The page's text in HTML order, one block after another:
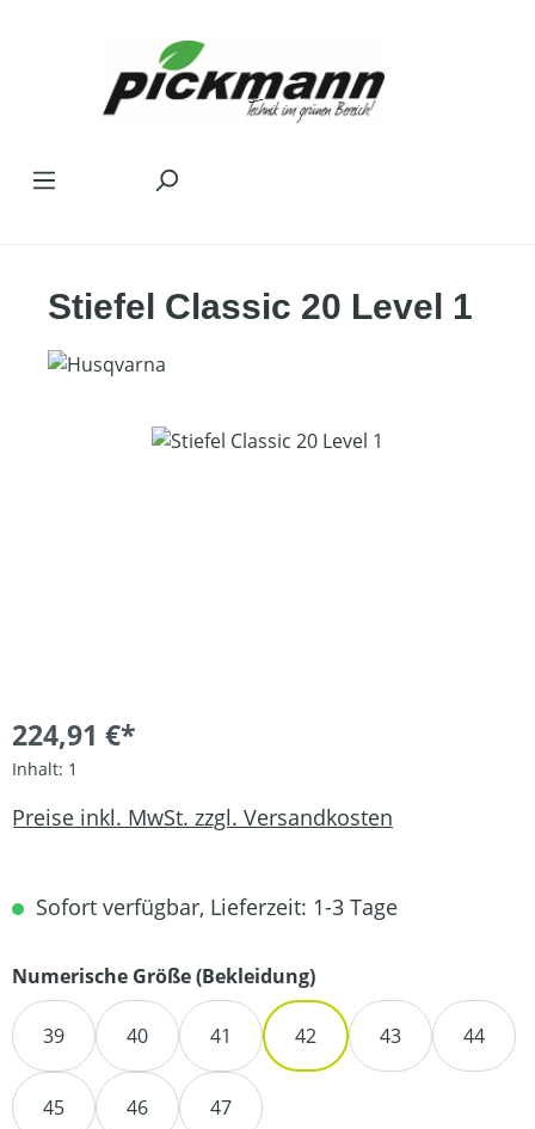
Stiefel Classic 20 Level 1
Bildergalerie überspringen
224,91 €*
Inhalt: 1
Preise inkl. MwSt. zzgl. Versandkosten
Sofort verfügbar, Lieferzeit: 1-3 Tage
Numerische Größe (Bekleidung)auswählen
39 40 41 42 43 44
45 46 47